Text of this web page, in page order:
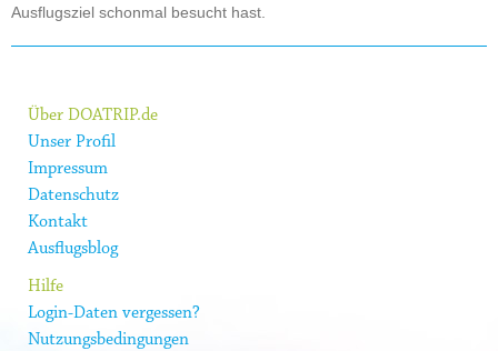
Ausflugsziel schonmal besucht hast.
Über DOATRIP.de
Unser Profil
Impressum
Datenschutz
Kontakt
Ausflugsblog
Hilfe
Login-Daten vergessen?
Nutzungsbedingungen